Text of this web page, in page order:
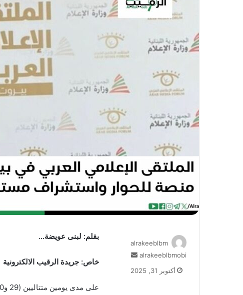
بقلم: لبنى عويضة…
خاص: جريدة الرقيب الالكترونية
alrakeeblbm
alrakeeblbmobi
أرسل
إلكترونيا
أكتوبر 31, 2025